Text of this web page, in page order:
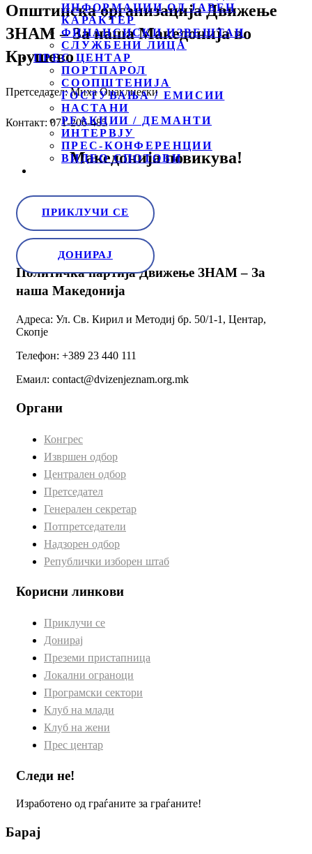
ИНФОРМАЦИИ ОД ЈАВЕН
КАРАКТЕР
ФИНАНСИСКИ ИЗВЕШТАИ
СЛУЖБЕНИ ЛИЦА
ПРЕС ЦЕНТАР
ПОРТПАРОЛ
СООПШТЕНИЈА
ГОСТУВАЊА / ЕМИСИИ
НАСТАНИ
РЕАКЦИИ / ДЕМАНТИ
ИНТЕРВЈУ
ПРЕС-КОНФЕРЕНЦИИ
ВИДЕО СПОТОВИ
ПРИКЛУЧИ СЕ
ДОНИРАЈ
Општинска организација Движење
ЗНАМ – За наша Македонија во
Крушево
Претседател: Миха Оџаклиески
Контакт: 071-206-485
Македонија повикува!
Политичка партија Движење ЗНАМ – За
наша Македонија
Адреса: Ул. Св. Кирил и Методиј бр. 50/1-1, Центар,
Скопје
Телефон: +389 23 440 111
Емаил: contact@dvizenjeznam.org.mk
Органи
Конгрес
Извршен одбор
Централен одбор
Претседател
Генерален секретар
Потпретседатели
Надзорен одбор
Републички изборен штаб
Корисни линкови
Приклучи се
Донирај
Преземи пристапница
Локални ограноци
Програмски сектори
Клуб на млади
Клуб на жени
Прес центар
Следи не!
Изработено од граѓаните за граѓаните!
Барај